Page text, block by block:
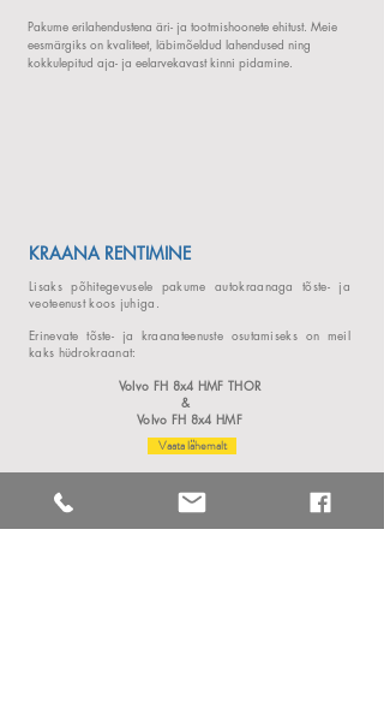
Lisaks põhitegevusele pakume autokraanaga tõste- ja
veoteenust koos juhiga.
Erinevate tõste- ja kraanateenuste osutamiseks on meil
kaks hüdrokraanat:
Volvo FH 8x4 HMF THOR
&
Volvo FH 8x4 HMF
Vaata lähemalt
KRAANA RENTIMINE
Pakume erilahendustena äri- ja tootmishoonete ehitust. Meie
eesmärgiks on kvaliteet, läbimõeldud lahendused ning
kokkulepitud aja- ja eelarvekavast kinni pidamine.